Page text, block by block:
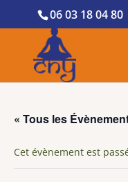
06 03 18 04 80
« Tous les
Cet évènement est